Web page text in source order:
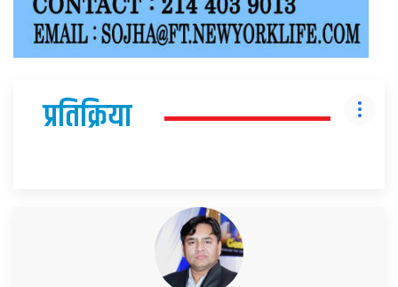
प्रतिक्रिया